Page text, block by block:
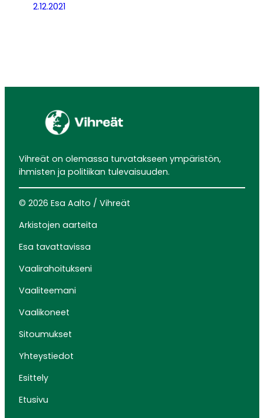
2.12.2021
Vihreät on olemassa turvatakseen ympäristön,
ihmisten ja politiikan tulevaisuuden.
© 2026 Esa Aalto / Vihreät
Arkistojen aarteita
Esa tavattavissa
Vaalirahoitukseni
Vaaliteemani
Vaalikoneet
Sitoumukset
Yhteystiedot
Esittely
Etusivu